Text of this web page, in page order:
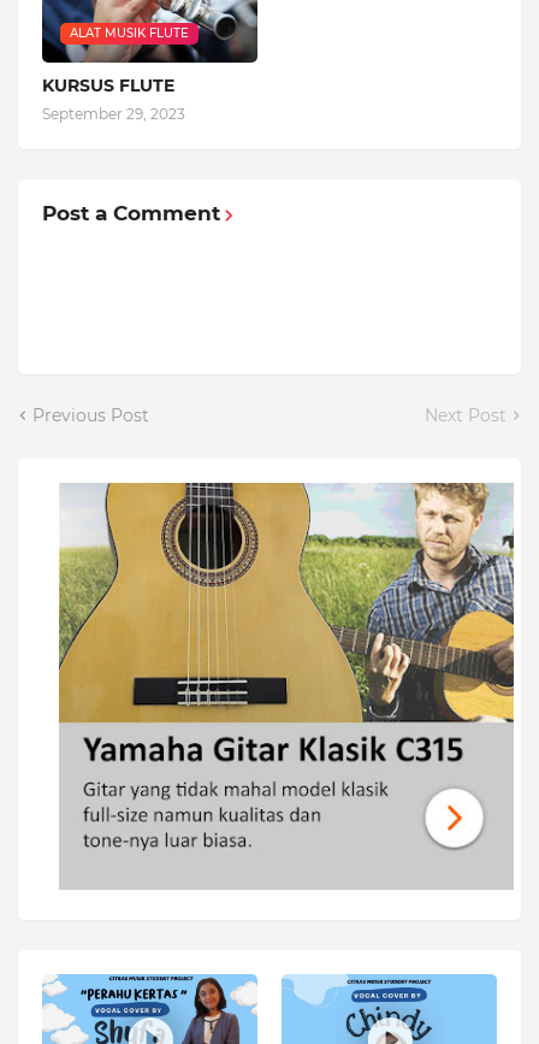
ALAT MUSIK FLUTE
KURSUS FLUTE
September 29, 2023
Post a Comment
Previous Post Next Post